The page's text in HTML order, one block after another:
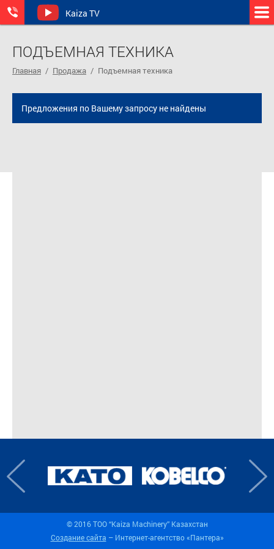
Kaiza TV
ПОДЪЕМНАЯ ТЕХНИКА
Главная / Продажа / Подъемная техника
Предложения по Вашему запросу не найдены
© 2016 TOO “Kaiza Machinery” Казахстан
Создание сайта – Интернет-агентство «Пантера»